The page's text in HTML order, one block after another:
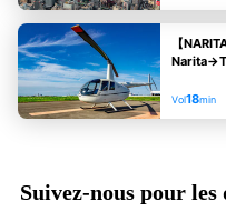
【
Vol18min
Suivez-nous pour